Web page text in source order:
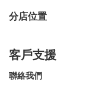
分店位置
客戶支援
聯絡我們